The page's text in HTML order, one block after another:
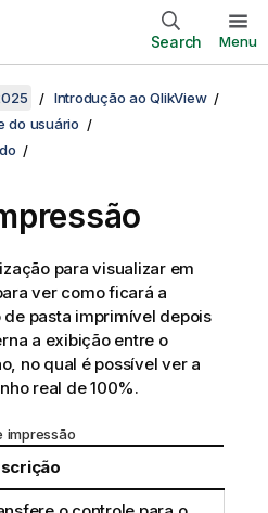
Search Menu
Introdução ao QlikView
do usuário
para visualizar em
ver como ficará a
pasta imprimível depois
a exibição entre o
no qual é possível ver a
real de 100%.
impressão